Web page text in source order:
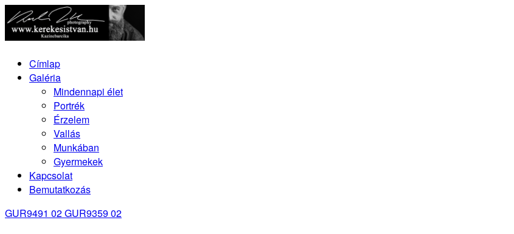
Címlap
Galéria
Mindennapi élet
Portrék
Érzelem
Vallás
Munkában
Gyermekek
Kapcsolat
Bemutatkozás
GUR9491 02GUR9359 02